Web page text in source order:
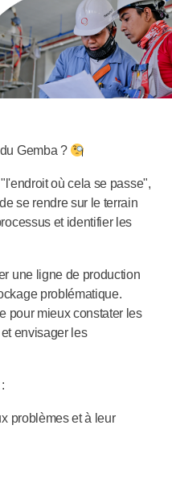
Gemba ?
où cela se passe",
se rendre sur le terrain
et identifier les
une ligne de production
problématique.
pour mieux constater les
envisager les
problèmes et à leur